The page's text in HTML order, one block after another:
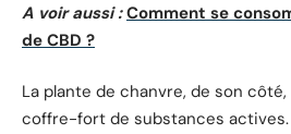
A voir aussi : Comment se
de CBD ?
La plante de chanvre, de son
coffre-fort de substances actives.